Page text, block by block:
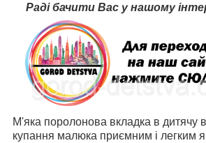
Раді бачити Вас у нашому
М'яка поролонова вкладка в дитячу
купання малюка приємним і легким